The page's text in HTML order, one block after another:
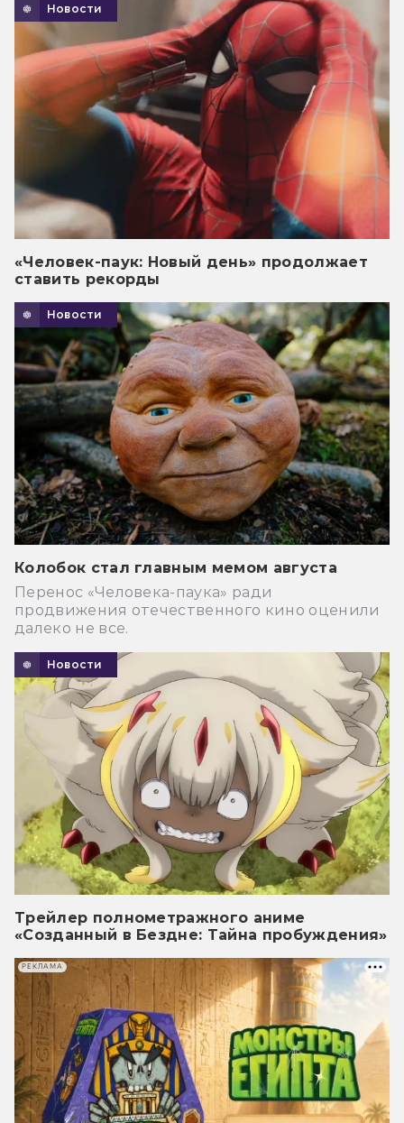
Новости
«Человек-паук: Новый день» продолжает
ставить рекорды
Новости
Колобок стал главным мемом августа
Перенос «Человека-паука» ради
продвижения отечественного кино оценили
далеко не все.
Новости
Трейлер полнометражного аниме
«Созданный в Бездне: Тайна пробуждения»
РЕКЛАМА